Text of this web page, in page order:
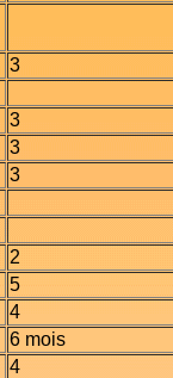
3
3
3
3
2
5
4
6 mois
4